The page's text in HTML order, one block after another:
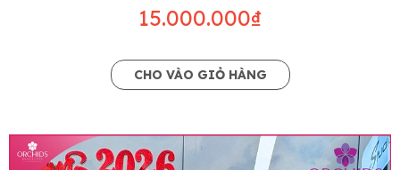
15.000.000₫
CHO VÀO GIỎ HÀNG